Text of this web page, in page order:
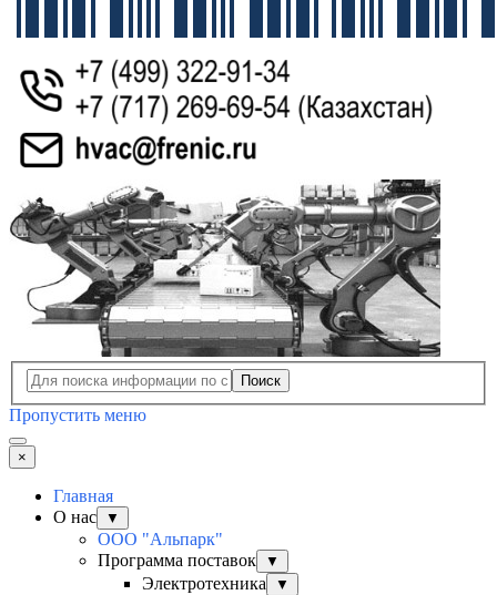
Поиск
Пропустить меню
×
Главная
О нас
▼
ООО "Альпарк"
Программа поставок
▼
Электротехника ▼